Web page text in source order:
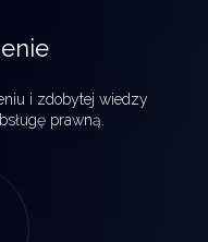
i zdobytej wiedzy
prawną.